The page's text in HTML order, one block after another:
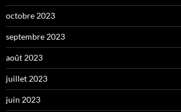
octobre 2023
septembre 2023
août 2023
juillet 2023
juin 2023